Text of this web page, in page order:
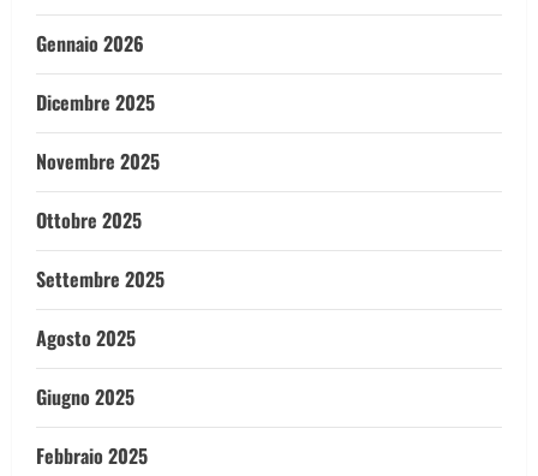
Gennaio 2026
Dicembre 2025
Novembre 2025
Ottobre 2025
Settembre 2025
Agosto 2025
Giugno 2025
Febbraio 2025